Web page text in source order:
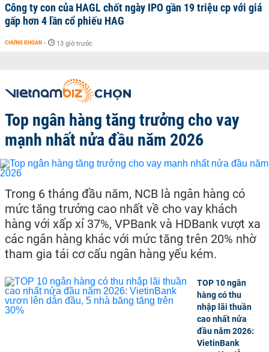
Công ty con của HAGL chốt ngày IPO gần 19 triệu cp với giá
gấp hơn 4 lần cổ phiếu HAG
CHỨNG KHOÁN - 13 giờ trước
Top ngân hàng tăng trưởng cho vay
mạnh nhất nửa đầu năm 2026
Trong 6 tháng đầu năm, NCB là ngân hàng có
mức tăng trưởng cao nhất về cho vay khách
hàng với xấp xỉ 37%, VPBank và HDBank vượt xa
các ngân hàng khác với mức tăng trên 20% nhờ
tham gia tái cơ cấu ngân hàng yếu kém.
TOP 10 ngân
hàng có thu
nhập lãi thuần
cao nhất nửa
đầu năm 2026:
VietinBank